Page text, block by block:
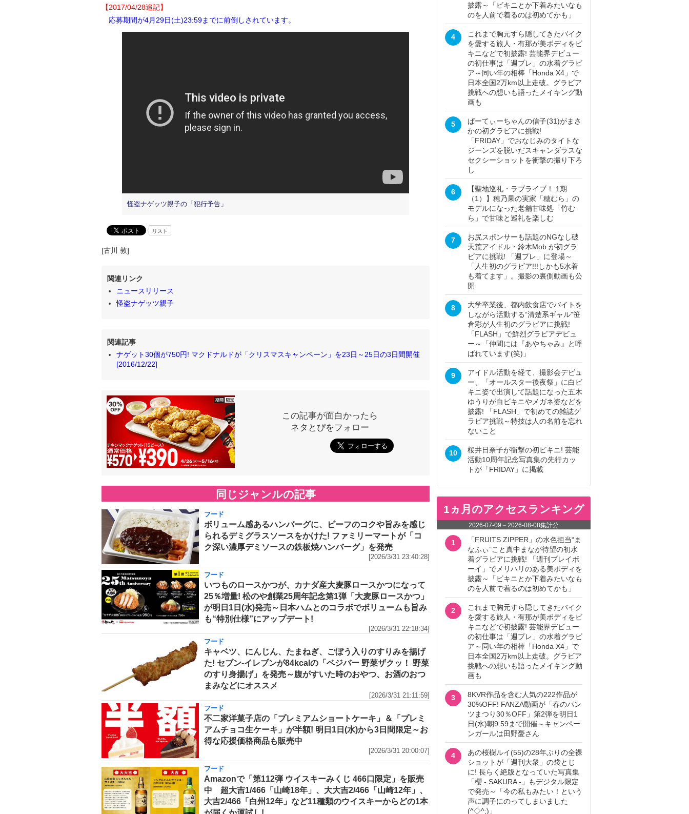
【2017/04/28追記】
応募期間が4月29日(土)23:59までに前倒しされています。
怪盗ナゲッツ親子の「犯行予告」
リスト
[古川 敦]
関連リンク
ニュースリリース
怪盗ナゲッツ親子
関連記事
ナゲット30個が750円! マクドナルドが「クリスマスキャンペーン」を23日～25日の3日間開催
[2016/12/22]
この記事が面白かったら
ネタとぴをフォロー
同じジャンルの記事
フード
ボリューム感あるハンバーグに、ビーフのコクや旨みを感じ
られるデミグラスソースをかけた! ファミリーマートが「コ
ク深い濃厚デミソースの鉄板焼ハンバーグ」を発売
[2026/3/31 23:40:28]
フード
いつものロースかつが、カナダ産大麦豚ロースかつになって
25％増量! 松のや創業25周年記念第1弾「大麦豚ロースかつ」
が明日1日(水)発売～日本ハムとのコラボでボリュームも旨み
も“特別仕様”にアップデート!
[2026/3/31 22:18:34]
フード
キャベツ、にんじん、たまねぎ、ごぼう入りのすりみを揚げ
た! セブン‐イレブンが84kcalの「ベジバー 野菜ザクッ！ 野菜
のすり身揚げ」を発売～腹がすいた時のおやつ、お酒のおつ
まみなどにオススメ
[2026/3/31 21:11:59]
フード
不二家洋菓子店の「プレミアムショートケーキ」＆「プレミ
アムチョコ生ケーキ」が半額! 明日1日(水)から3日間限定～お
得な応援価格商品も販売中
[2026/3/31 20:00:07]
フード
Amazonで「第112弾 ウイスキーみくじ 466口限定」を販売
中 超大吉1/466「山崎18年」、大大吉2/466「山崎12年」、
大吉2/466「白州12年」など11種類のウイスキーからどの1本
披露～「ビキニとか下着みたいなも
のを人前で着るのは初めてかも」
4
これまで胸元すら隠してきたバイク
を愛する旅人・有那が美ボディをビ
キニなどで初披露! 芸能界デビュー
の初仕事は「週プレ」の水着グラビ
ア～同い年の相棒「Honda X4」で
日本全国2万km以上走破。グラビア
挑戦への想いも語ったメイキング動
画も
5
ぱーてぃーちゃんの信子(31)がまさ
かの初グラビアに挑戦!
「FRIDAY」でおなじみのタイトな
ジーンズを脱いだスキャンダラスな
セクシーショットを衝撃の撮り下ろ
し
6
【聖地巡礼・ラブライブ！ 1期
（1）】穂乃果の実家「穂むら」の
モデルになった老舗甘味処「竹む
ら」で甘味と巡礼を楽しむ
7
お尻スポンサーも話題のNGなし破
天荒アイドル・鈴木Mob.が初グラ
ビアに挑戦! 「週プレ」に登場～
「人生初のグラビア!!!しかも5水着
も着てます」。撮影の裏側動画も公
開
8
大学卒業後、都内飲食店でバイトを
しながら活動する“清楚系ギャル”笹
倉彩が人生初のグラビアに挑戦!
「FLASH」で鮮烈グラビアデビュ
ー～「仲間には『あやちゃみ』と呼
ばれています(笑)」
9
アイドル活動を経て、撮影会デビュ
ー、「オールスター後夜祭」に白ビ
キニ姿で出演して話題になった五木
ゆうりが白ビキニやメガネ姿などを
披露! 「FLASH」で初めての雑誌グ
ラビア挑戦～特技は人の名前を忘れ
ないこと
10
桜井日奈子が衝撃の初ビキニ! 芸能
活動10周年記念写真集の先行カッ
トが「FRIDAY」に掲載
1ヵ月のアクセスランキング
2026-07-09 ～2026-08-08集計分
1
「FRUITS ZIPPER」の水色担当“ま
なふぃ”こと真中まなが待望の初水
着グラビアに挑戦! 「週刊プレイボ
ーイ」でメリハリのある美ボディを
披露～「ビキニとか下着みたいなも
のを人前で着るのは初めてかも」
2
これまで胸元すら隠してきたバイク
を愛する旅人・有那が美ボディをビ
キニなどで初披露! 芸能界デビュー
の初仕事は「週プレ」の水着グラビ
ア～同い年の相棒「Honda X4」で
日本全国2万km以上走破。グラビア
挑戦への想いも語ったメイキング動
画も
3
8KVR作品を含む人気の222作品が
30%OFF! FANZA動画が「春のパン
ツまつり30％OFF」第2弾を明日1
日(水)朝9:59まで開催～キャンペー
ンガールは田野憂さん
4
あの桜樹ルイ(55)の28年ぶりの全裸
ショットが「週刊大衆」の袋とじ
に! 長らく絶版となっていた写真集
「櫻 - SAKURA -」もデジタル限定
で発売～「今の私もみたい！という
声に調子にのってしまいました
(^◇^;)」